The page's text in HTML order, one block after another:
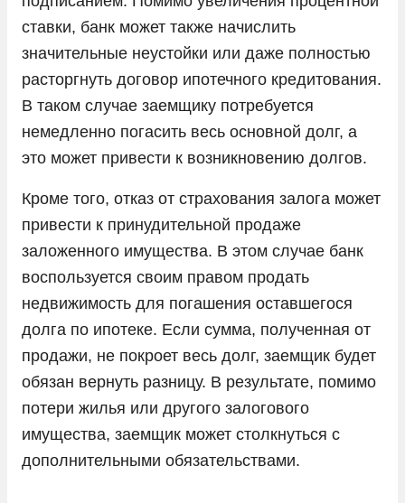
ставки, банк может также начислить
значительные неустойки или даже полностью
расторгнуть договор ипотечного кредитования.
В таком случае заемщику потребуется
немедленно погасить весь основной долг, а
это может привести к возникновению долгов.
Кроме того, отказ от страхования залога может
привести к принудительной продаже
заложенного имущества. В этом случае банк
воспользуется своим правом продать
недвижимость для погашения оставшегося
долга по ипотеке. Если сумма, полученная от
продажи, не покроет весь долг, заемщик будет
обязан вернуть разницу. В результате, помимо
потери жилья или другого залогового
имущества, заемщик может столкнуться с
дополнительными обязательствами.